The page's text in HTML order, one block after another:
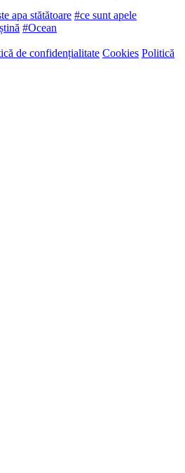
apa stătătoare #ce sunt apele
#Ocean
de confidențialitate Cookies Politică